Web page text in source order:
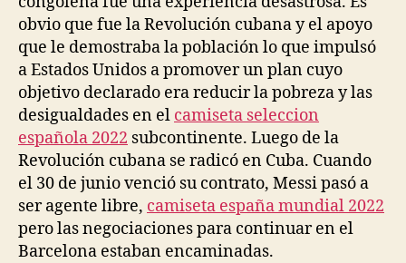
obvio que fue la Revolución cubana y el apoyo
que le demostraba la población lo que impulsó
a Estados Unidos a promover un plan cuyo
objetivo declarado era reducir la pobreza y las
desigualdades en el camiseta seleccion
española 2022 subcontinente. Luego de la
Revolución cubana se radicó en Cuba. Cuando
el 30 de junio venció su contrato, Messi pasó a
ser agente libre, camiseta españa mundial 2022
pero las negociaciones para continuar en el
Barcelona estaban encaminadas.